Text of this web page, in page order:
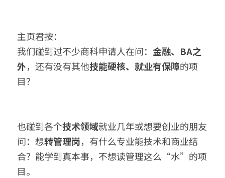
主页君按：
我们碰到过不少商科申请人在问： 金融、BA之
外，还有没有其他技能硬核、就业有保障的项
目？
也碰到各个技术领域就业几年或想要创业的朋友
问：想转管理岗，有什么专业能技术和商业结
合？能学到真本事，不想读管理这么“水”的项
目。